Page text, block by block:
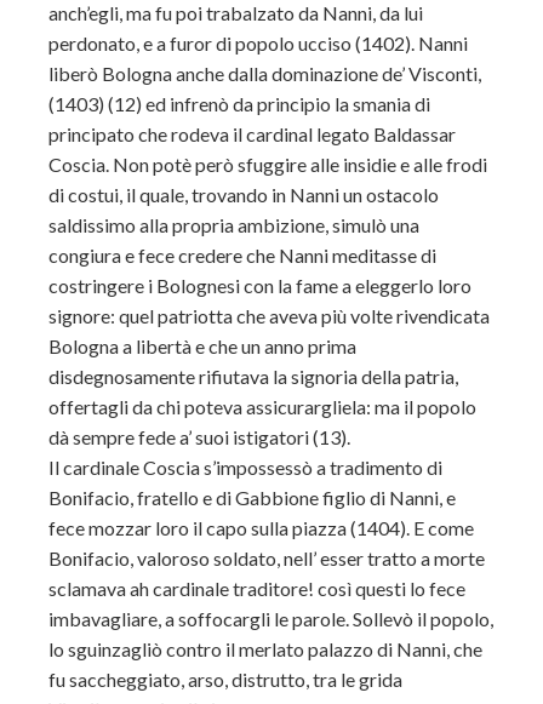
anch’egli, ma fu poi trabalzato da Nanni, da lui
perdonato, e a furor di popolo ucciso (1402). Nanni
liberò Bologna anche dalla dominazione de’ Visconti,
(1403) (12) ed infrenò da principio la smania di
principato che rodeva il cardinal legato Baldassar
Coscia. Non potè però sfuggire alle insidie e alle frodi
di costui, il quale, trovando in Nanni un ostacolo
saldissimo alla propria ambizione, simulò una
congiura e fece credere che Nanni meditasse di
costringere i Bolognesi con la fame a eleggerlo loro
signore: quel patriotta che aveva più volte rivendicata
Bologna a libertà e che un anno prima
disdegnosamente rifiutava la signoria della patria,
offertagli da chi poteva assicurargliela: ma il popolo
dà sempre fede a’ suoi istigatori (13).
Il cardinale Coscia s’impossessò a tradimento di
Bonifacio, fratello e di Gabbione figlio di Nanni, e
fece mozzar loro il capo sulla piazza (1404). E come
Bonifacio, valoroso soldato, nell’ esser tratto a morte
sclamava ah cardinale traditore! così questi lo fece
imbavagliare, a soffocargli le parole. Sollevò il popolo,
lo sguinzagliò contro il merlato palazzo di Nanni, che
fu saccheggiato, arso, distrutto, tra le grida